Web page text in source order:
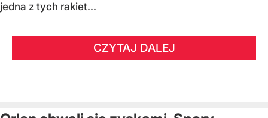
jedna z tych rakiet...
CZYTAJ DALEJ